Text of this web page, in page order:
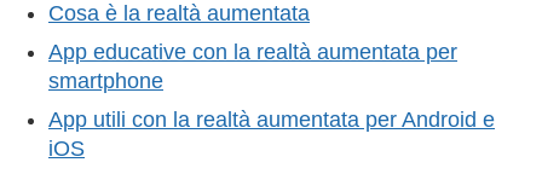
Cosa è la realtà aumentata
App educative con la realtà aumentata per
smartphone
App utili con la realtà aumentata per Android e
iOS